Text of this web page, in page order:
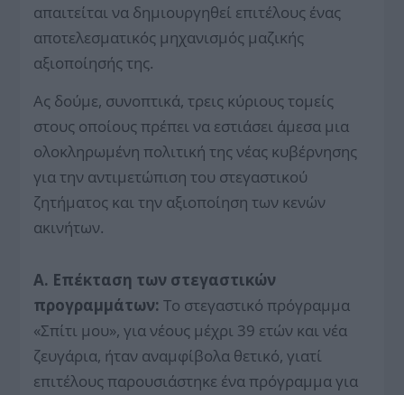
απαιτείται να δημιουργηθεί επιτέλους ένας
αποτελεσματικός μηχανισμός μαζικής
αξιοποίησής της.
Ας δούμε, συνοπτικά, τρεις κύριους τομείς
στους οποίους πρέπει να εστιάσει άμεσα μια
ολοκληρωμένη πολιτική της νέας κυβέρνησης
για την αντιμετώπιση του στεγαστικού
ζητήματος και την αξιοποίηση των κενών
ακινήτων.
Α. Επέκταση των στεγαστικών
προγραμμάτων: Το στεγαστικό πρόγραμμα
«Σπίτι μου», για νέους μέχρι 39 ετών και νέα
ζευγάρια, ήταν αναμφίβολα θετικό, γιατί
επιτέλους παρουσιάστηκε ένα πρόγραμμα για